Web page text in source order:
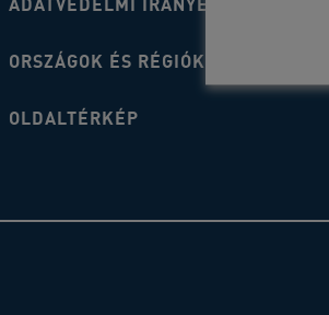
ADATVÉDELMI IRÁNYELVEK
ORSZÁGOK ÉS RÉGIÓK
OLDALTÉRKÉP